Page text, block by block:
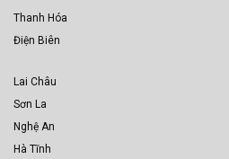
Thanh Hóa
Điện Biên
Lai Châu
Sơn La
Nghệ An
Hà Tĩnh